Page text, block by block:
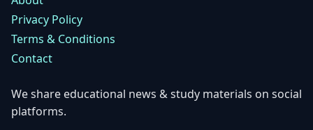
Privacy Policy
Terms & Conditions
Contact
We share educational news & study materials on social
platforms.